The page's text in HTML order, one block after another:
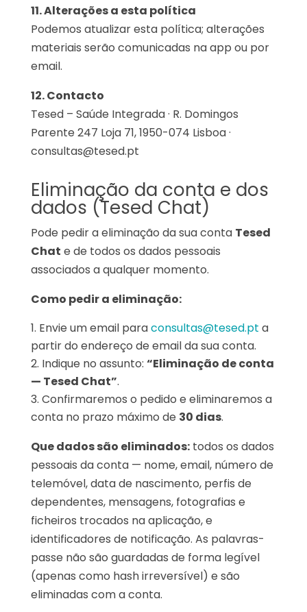
11. Alterações a esta política
Podemos atualizar esta política; alterações
materiais serão comunicadas na app ou por
email.
12. Contacto
Tesed – Saúde Integrada · R. Domingos
Parente 247 Loja 71, 1950-074 Lisboa ·
consultas@tesed.pt
Eliminação da conta e dos
dados (Tesed Chat)
Pode pedir a eliminação da sua conta Tesed
Chat e de todos os dados pessoais
associados a qualquer momento.
Como pedir a eliminação:
Envie um email paraconsultas@tesed.pt a
partir do endereço de email da sua conta.
Indique no assunto: “Eliminação de conta
— Tesed Chat”.
Confirmaremos o pedido e eliminaremos a
conta no prazo máximo de 30 dias.
Que dados são eliminados:todos os dados
pessoais da conta — nome, email, número de
telemóvel, data de nascimento, perfis de
dependentes, mensagens, fotografias e
ficheiros trocados na aplicação, e
identificadores de notificação. As palavras-
passe não são guardadas de forma legível
(apenas como hash irreversível) e são
eliminadas com a conta.